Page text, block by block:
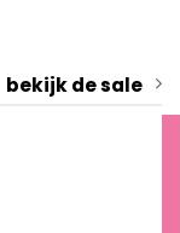
bekijk de sale